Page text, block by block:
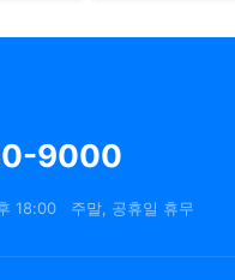
9000
18:00 주말, 공휴일 휴무